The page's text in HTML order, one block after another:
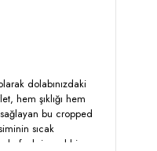
dolabınızdaki
hem şıklığı hem
bu cropped
sıcak
fonksiyonel bir